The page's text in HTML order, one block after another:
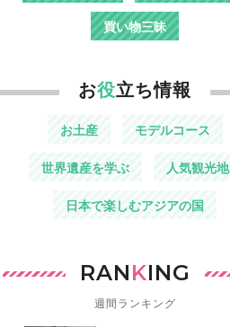
買い物三昧
お役立ち情報
お土産 モデルコース
世界遺産を学ぶ 人気観光地
日本で楽しむアジアの国
RANKING
週間ランキング